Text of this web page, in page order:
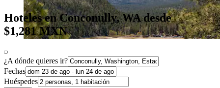
Hoteles en Conconully, WA desde
$1,281 MXN
¿A dónde quieres ir?
Fechas
Huéspedes